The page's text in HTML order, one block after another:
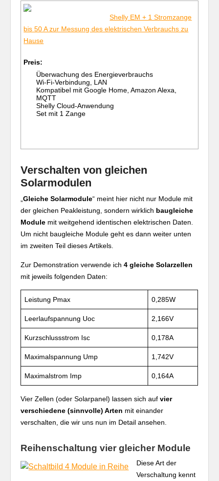
Shelly EM + 1 Stromzange
bis 50 A zur Messung des elektrischen Verbrauchs zu
Hause
Preis:
Überwachung des Energieverbrauchs
Wi-Fi-Verbindung, LAN
Kompatibel mit Google Home, Amazon Alexa,
MQTT
Shelly Cloud-Anwendung
Set mit 1 Zange
Verschalten von gleichen
Solarmodulen
„Gleiche Solarmodule“ meint hier nicht nur Module mit
der gleichen Peakleistung, sondern wirklich baugleiche
Module mit weitgehend identischen elektrischen Daten.
Um nicht baugleiche Module geht es dann weiter unten
im zweiten Teil dieses Artikels.
Zur Demonstration verwende ich4 gleiche Solarzellen
mit jeweils folgenden Daten:
Leistung Pmax 0,285W
Leerlaufspannung Uoc 2,166V
Kurzschlussstrom Isc 0,178A
Maximalspannung Ump 1,742V
Maximalstrom Imp 0,164A
Vier Zellen (oder Solarpanel) lassen sich aufvier
verschiedene (sinnvolle) Arten mit einander
verschalten, die wir uns nun im Detail ansehen.
Reihenschaltung vier gleicher Module
Diese Art der
Verschaltung kennt